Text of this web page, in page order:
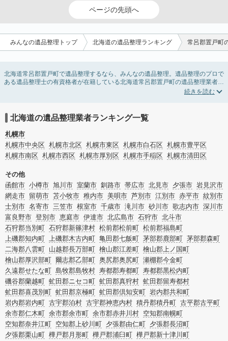
ページの先頭へ
みんなの遺品整理トップ 北海道の遺品整理ランキング 常呂郡置戸町
北海道常呂郡置戸町で遺品整理するなら、みんなの遺品整理。遺品整理のプロで
ある遺品整理士の有資格者が在籍している北海道常呂郡置戸町の遺品整理業者が
掲載されています。遺品処分を即日対応してくれる実家の片付け業者や遺品整理
ービスで絞り込み条件を利用し検索してみましょう。
ゴミの処分方法や親の家の遺品整理をはじめる時期などお役立ち情報も豊富なの
で、チェックしてみてください。
北海道の遺品整理業者ランキング一覧
札幌市
札幌市中央区 札幌市北区 札幌市東区 札幌市白石区 札幌市豊平区
札幌市南区 札幌市西区 札幌市厚別区 札幌市手稲区 札幌市清田区
その他
函館市 小樽市 旭川市 室蘭市 釧路市 帯広市 北見市 夕張市 岩見沢市
網走市 留萌市 苫小牧市 稚内市 美唄市 芦別市 江別市 赤平市 紋別市
士別市 名寄市 三笠市 根室市 千歳市 滝川市 砂川市 歌志内市 深川市
富良野市 登別市 恵庭市 伊達市 北広島市 石狩市 北斗市
石狩郡当別町 石狩郡新篠津村 松前郡松前町 松前郡福島町
上磯郡知内町 上磯郡木古内町 亀田郡七飯町 茅部郡鹿部町 茅部郡森町
二海郡八雲町 山越郡長万部町 檜山郡江差町 檜山郡上ノ国町
檜山郡厚沢部町 爾志郡乙部町 奥尻郡奥尻町 瀬棚郡今金町
久遠郡せたな町 島牧郡島牧村 寿都郡寿都町 寿都郡黒松内町
磯谷郡蘭越町 虻田郡ニセコ町 虻田郡真狩村 虻田郡留寿都村
虻田郡喜茂別町 虻田郡京極町 虻田郡倶知安町 岩内郡共和町
岩内郡岩内町 古宇郡泊村 古宇郡神恵内村 積丹郡積丹町 古平郡古平町
余市郡仁木町 余市郡余市町 余市郡赤井川村 空知郡南幌町
空知郡奈井江町 空知郡上砂川町 夕張郡由仁町 夕張郡長沼町
夕張郡栗山町 樺戸郡月形町 樺戸郡浦臼町 樺戸郡新十津川町